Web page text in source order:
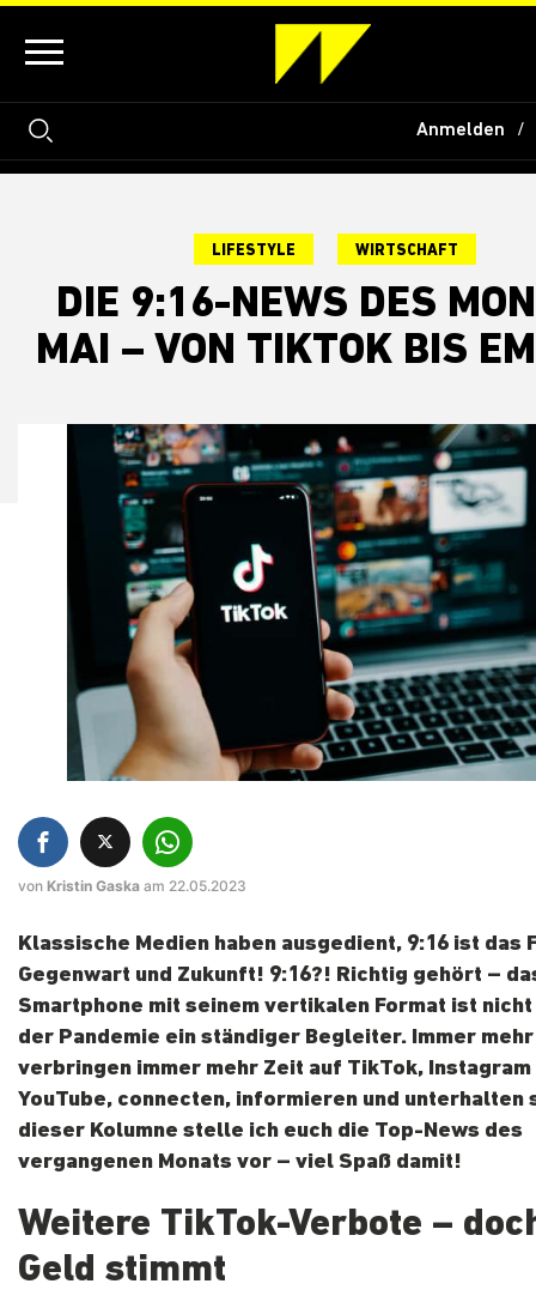
Anmelden
LIFESTYLE WIRTSCHAFT
DIE 9:16-NEWS DES
MAI – VON TIKTOK BIS
von Kristin Gaska am 22.05.2023
Klassische Medien haben ausgedient, 9:16 ist das
Gegenwart und Zukunft! 9:16?! Richtig gehört –
Smartphone mit seinem vertikalen Format ist
der Pandemie ein ständiger Begleiter. Immer mehr
verbringen immer mehr Zeit auf TikTok, Instagram
YouTube, connecten, informieren und unterhalten
dieser Kolumne stelle ich euch die Top-News des
vergangenen Monats vor – viel Spaß damit!
Weitere TikTok-Verbote –
Geld stimmt